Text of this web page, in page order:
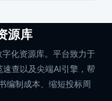
源库
化资源库。平台致力于
查以及尖端AI引擎，帮
编制成本、缩短投标周